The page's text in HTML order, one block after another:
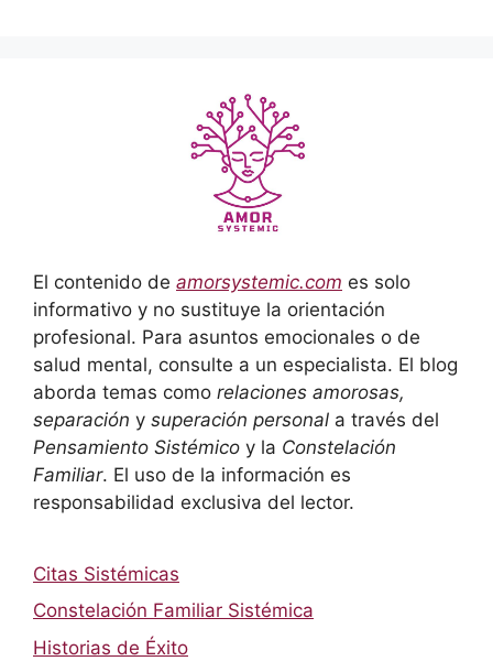
El contenido de amorsystemic.com es solo
informativo y no sustituye la orientación
profesional. Para asuntos emocionales o de
salud mental, consulte a un especialista. El blog
aborda temas como relaciones amorosas,
separación y superación personal a través del
Pensamiento Sistémico y la Constelación
Familiar. El uso de la información es
responsabilidad exclusiva del lector.
Citas Sistémicas
Constelación Familiar Sistémica
Historias de Éxito